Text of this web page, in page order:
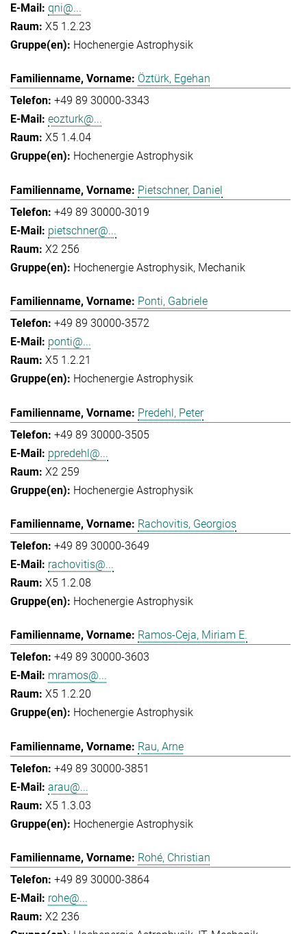
qni@...
X5 1.2.23
Hochenergie Astrophysik
Öztürk, Egehan
+49 89 30000-3343
eozturk@...
X5 1.4.04
Hochenergie Astrophysik
Pietschner, Daniel
+49 89 30000-3019
pietschner@...
X2 256
Hochenergie Astrophysik Mechanik
Ponti, Gabriele
+49 89 30000-3572
ponti@...
X5 1.2.21
Hochenergie Astrophysik
Predehl, Peter
+49 89 30000-3505
ppredehl@...
X2 259
Hochenergie Astrophysik
Rachovitis, Georgios
+49 89 30000-3649
rachovitis@...
X5 1.2.08
Hochenergie Astrophysik
Ramos-Ceja, Miriam E.
+49 89 30000-3603
mramos@...
X5 1.2.20
Hochenergie Astrophysik
Rau, Arne
+49 89 30000-3851
arau@...
X5 1.3.03
Hochenergie Astrophysik
Rohé, Christian
+49 89 30000-3864
rohe@...
X2 236